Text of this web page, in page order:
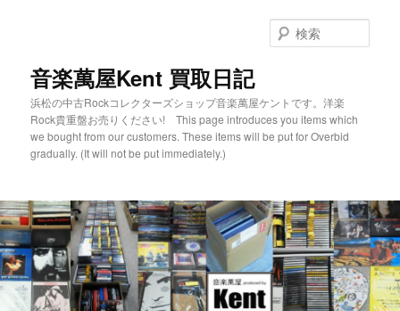
音楽萬屋Kent 買取日記
浜松の中古Rockコレクターズショップ音楽萬屋ケントです。洋楽
Rock貴重盤お売りください! This page introduces you items which
we bought from our customers. These items will be put for Overbid
gradually. (It will not be put immediately.)
索